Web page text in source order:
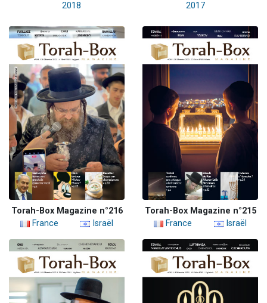
2018 2017
Torah-Box Magazine n°216
France
Israël
Torah-Box Magazine n°215
France
Israël